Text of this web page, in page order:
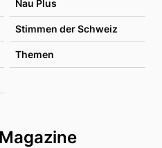
Nau Plus
Stimmen der Schweiz
Themen